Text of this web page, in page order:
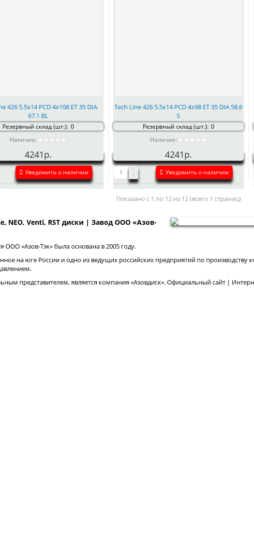
426 5.5x14 PCD 4x108 ET 35 DIA
67.1 BL
Резервный склад (шт.): 0
Наличие:
4241р.
Уведомить о наличии
Tech Line 426 5.5x14 PCD 4x98 ET 35 DIA 58.6
S
Резервный склад (шт.): 0
Наличие:
4241р.
Уведомить о наличии
Показано с 1 по 12 из 12 (всего 1 страниц)
NEO, Venti, RST диски | Завод ООО «Азов-
ООО «Азов-Тэк» была основана в 2005 году.
на юге России и одно из ведущих российских предприятий по производству
представителем, является компания «Азовдиск». Официальный сайт |